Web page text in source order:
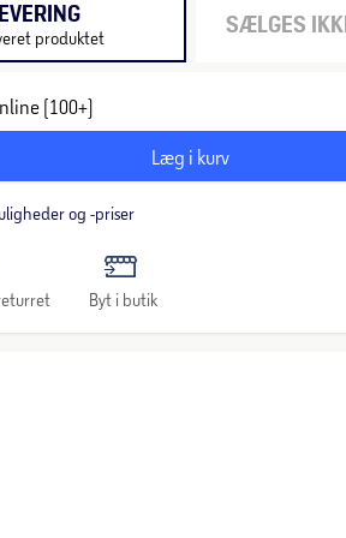
produktet SÆLGES
(100+)
Læg i kurv
og -priser
Byt i butik